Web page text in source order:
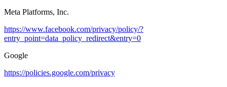
Meta Platforms, Inc.
https://www.facebook.com/privacy/policy/?
entry_point=data_policy_redirect&entry=0
Google
https://policies.google.com/privacy